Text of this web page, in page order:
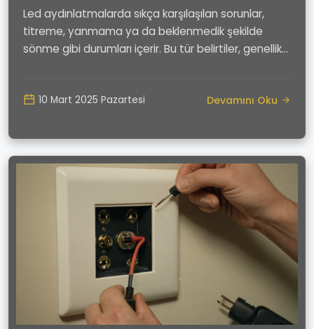
Led aydınlatmalarda sıkça karşılaşılan sorunlar,
titreme, yanmama ya da beklenmedik şekilde
sönme gibi durumları içerir. Bu tür belirtiler, genellik...
10 Mart 2025 Pazartesi Devamını Oku